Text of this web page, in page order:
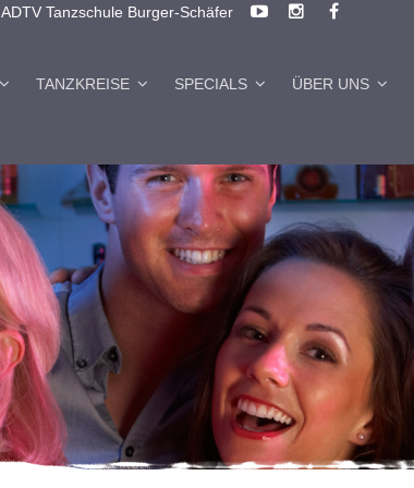
ADTV Tanzschule Burger-Schäfer
TANZKREISE SPECIALS ÜBER UNS